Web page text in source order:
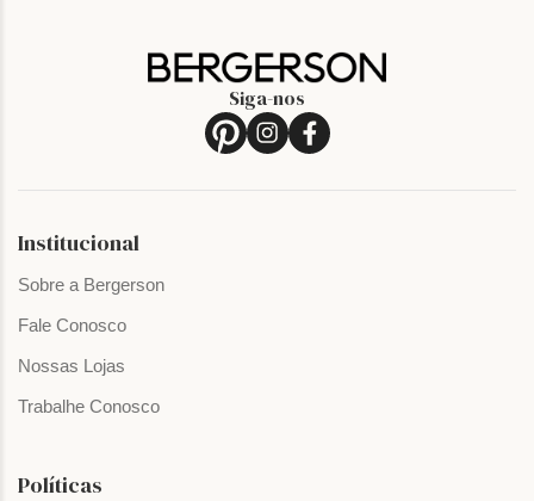
Siga-nos
Institucional
Sobre a Bergerson
Fale Conosco
Nossas Lojas
Trabalhe Conosco
Políticas